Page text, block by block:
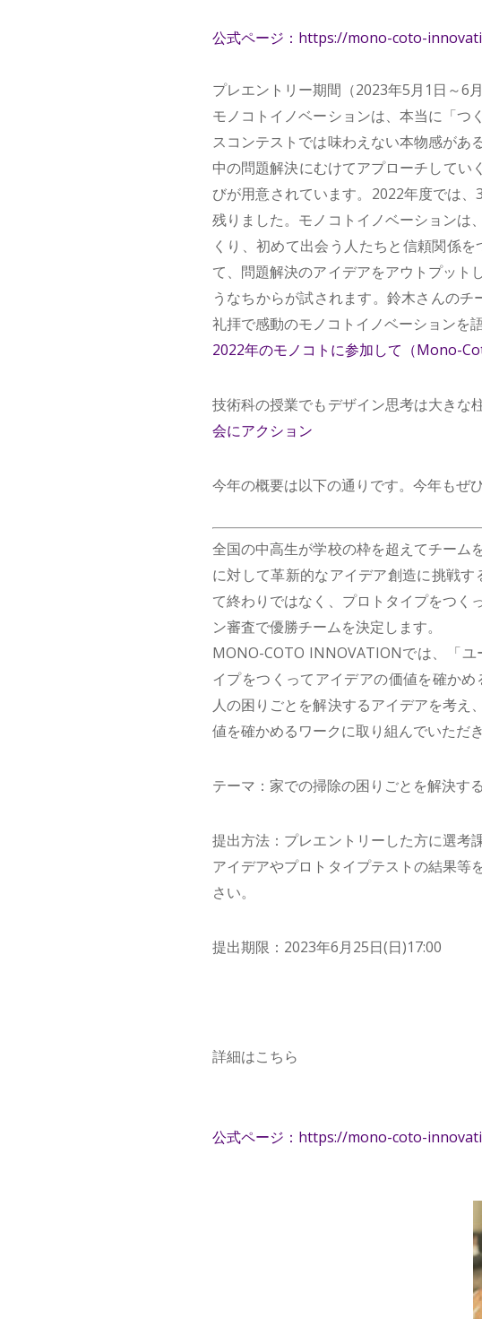
公式ページ：https://mono-coto-
プレエントリー期間（2023年5月1日～6
モノコトイノベーションは、本当に「つ
スコンテストでは味わえない本物感があ
中の問題解決にむけてアプローチして
びが用意されています。2022年度では
残りました。モノコトイノベーションは
くり、初めて出会う人たちと信頼関係
て、問題解決のアイデアをアウトプット
うなちからが試されます。鈴木さんの
礼拝で感動のモノコトイノベーションを
2022年のモノコトに参加して（Mono-
技術科の授業でもデザイン思考は大きな
会にアクション
今年の概要は以下の通りです。今年もぜ
全国の中高生が学校の枠を超えてチーム
に対して革新的なアイデア創造に挑戦
て終わりではなく、プロトタイプをつく
ン審査で優勝チームを決定します。
MONO-COTO INNOVATIONでは、「
イプをつくってアイデアの価値を確か
人の困りごとを解決するアイデアを考え
値を確かめるワークに取り組んでいただき
テーマ：家での掃除の困りごとを解決す
提出方法：プレエントリーした方に選考
アイデアやプロトタイプテストの結果等
さい。
提出期限：2023年6月25日(日)17:00
詳細はこちら
公式ページ：https://mono-coto-